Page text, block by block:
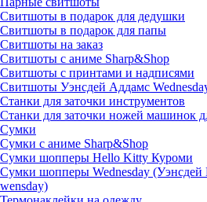
Свитшоты в подарок для дедушки
Свитшоты в подарок для папы
Свитшоты на заказ
Свитшоты с аниме Sharp&Shop
Свитшоты с принтами и надписями
Свитшоты Уэнсдей Аддамс
Станки для заточки инструментов
Станки для заточки ножей машинок
Сумки
Сумки с аниме Sharp&Shop
Сумки шопперы Hello Kitty Куроми
Сумки шопперы Wednesday (Уэнсдей
wensday)